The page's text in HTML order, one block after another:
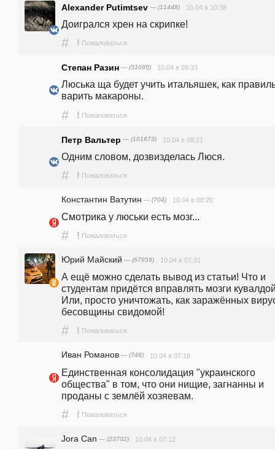
Alexander Putimtsev — (11448) 10.04 в 10:38
Доигрался хрен на скрипке!
# ! Пожаловаться
Степан Разин — (31095) 10.04 в 09:33
Люська ща будет учить итальяшек, как
варить макароны.
# ! Пожаловаться
Петр Вальтер — (101673) 10.04 в 08:21
Одним словом, дозвизделась Люся.
# ! Пожаловаться
Константин Ватутин — (704) 10.04 в 08:20
Смотрика у люськи есть мозг...
# ! Пожаловаться
Юрий Майский — (67959) 10.04 в 07:31
А ещё можно сделать вывод из статьи! Что и
студентам придётся вправлять мозги
Или, просто уничтожать, как заражённых
бесовщины свидомой!
# ! Пожаловаться
Иван Романов — (748) 10.04 в 07:18
Единственная консолидация "украинского
общества" в том, что они нищие, загнанны и
проданы с землёй хозяевам.
# ! Пожаловаться
Jora Can — (23702) 10.04 в 07:12